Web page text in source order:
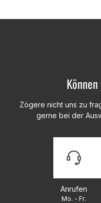
Zögere nicht uns zu
gerne bei der
Anrufen
Mo. - Fr.